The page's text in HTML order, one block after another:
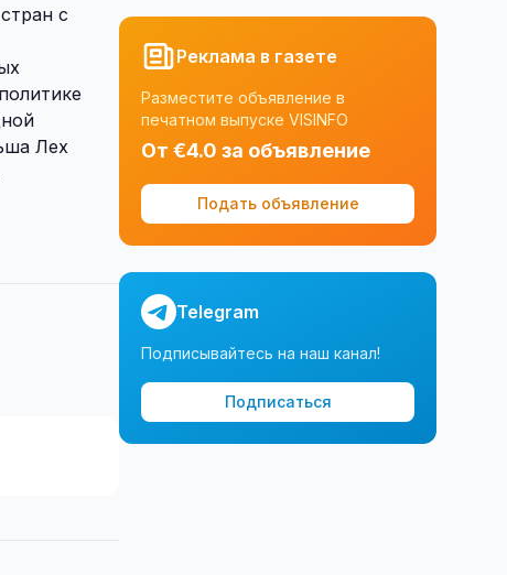
с
Лех
Реклама в газете
Разместите объявление в
печатном выпуске VISINFO
От €4.0 за объявление
Подать объявление
Telegram
Подписывайтесь на наш канал!
Подписаться